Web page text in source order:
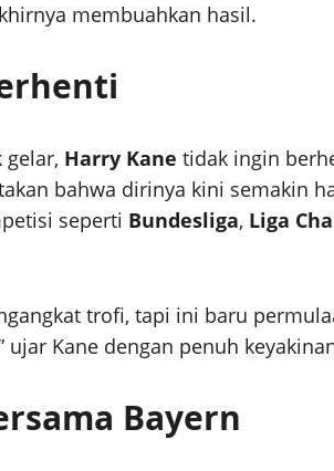
membuahkan hasil.
gelar, Harry Kane tidak ingin
bahwa dirinya kini semakin
seperti Bundesliga, Liga
trofi, tapi ini baru
Kane dengan penuh
Bayern